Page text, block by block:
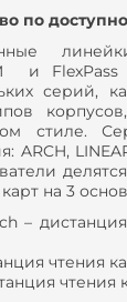
по
и FlexPass
серий,
стиле.
ARCH,
на 3
–
чтения
чтения